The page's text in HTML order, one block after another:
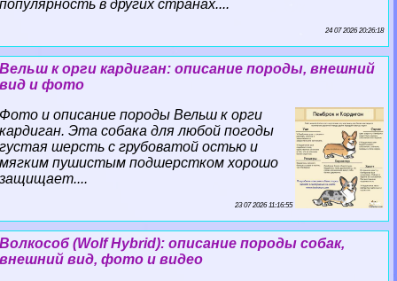
популярность в других странах....
24 07 2026 20:26:18
Вельш к opги кардиган: описание породы, внешний
вид и фото
Фото и описание породы Вельш к opги
кардиган. Эта собака для любой погоды
густая шерсть с грубоватой остью и
мягким пушистым подшерстком хорошо
защищает....
23 07 2026 11:16:55
Волкособ (Wolf Hybrid): описание породы собак,
внешний вид, фото и видео